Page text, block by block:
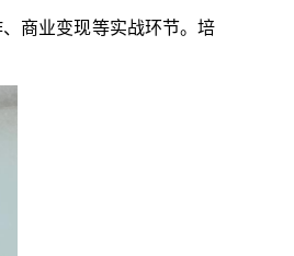
商业变现等实战环节。培